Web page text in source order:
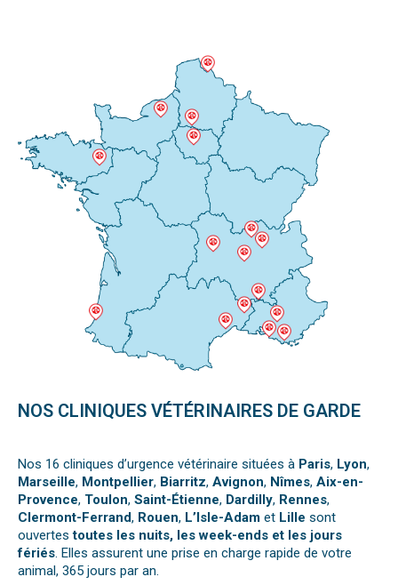
NOS CLINIQUES VÉTÉRINAIRES DE GARDE
Nos 16 cliniques d’urgence vétérinaire situées à Paris, Lyon,
Marseille, Montpellier, Biarritz, Avignon, Nîmes, Aix-en-
Provence, Toulon, Saint-Étienne, Dardilly, Rennes,
Clermont-Ferrand, Rouen, L’Isle-Adam et Lille sont
ouvertestoutes les nuits, les week-ends et les jours
fériés. Elles assurent une prise en charge rapide de votre
animal, 365 jours par an.